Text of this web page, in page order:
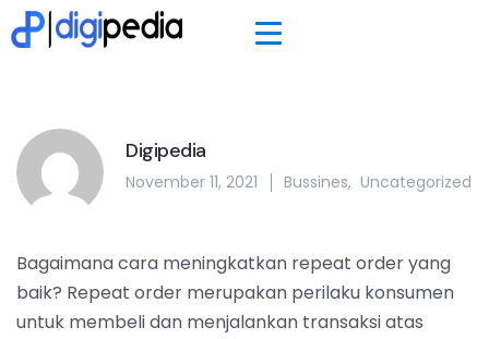
Digipedia
November 11, 2021 Bussines, Uncategorized
Bagaimana cara meningkatkan repeat order yang
baik? Repeat order merupakan perilaku konsumen
untuk membeli dan menjalankan transaksi atas